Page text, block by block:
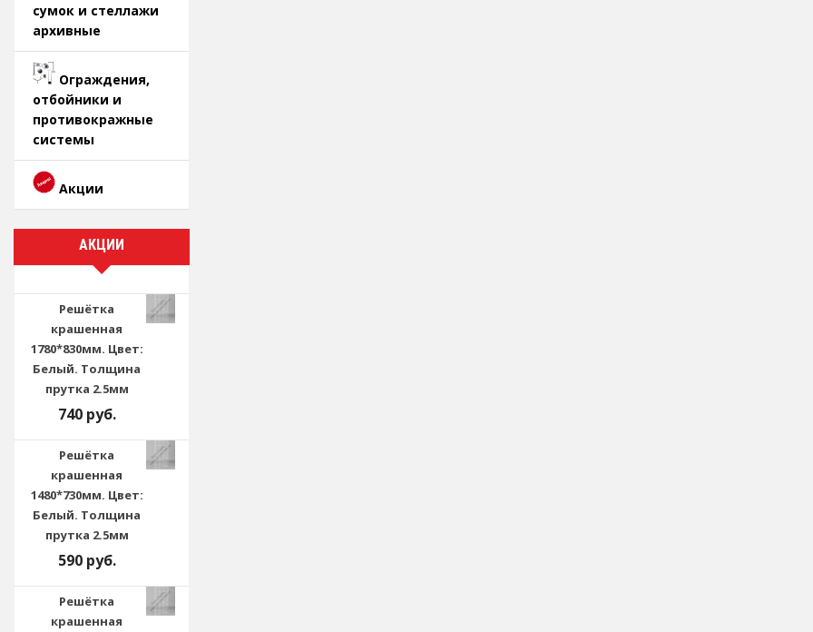
сумок и стеллажи
архивные
Ограждения,
отбойники и
противокражные
системы
Акции
АКЦИИ
Решётка
крашенная
1780*830мм. Цвет:
Белый. Толщина
прутка 2.5мм
740 руб.
Решётка
крашенная
1480*730мм. Цвет:
Белый. Толщина
прутка 2.5мм
590 руб.
Решётка
крашенная